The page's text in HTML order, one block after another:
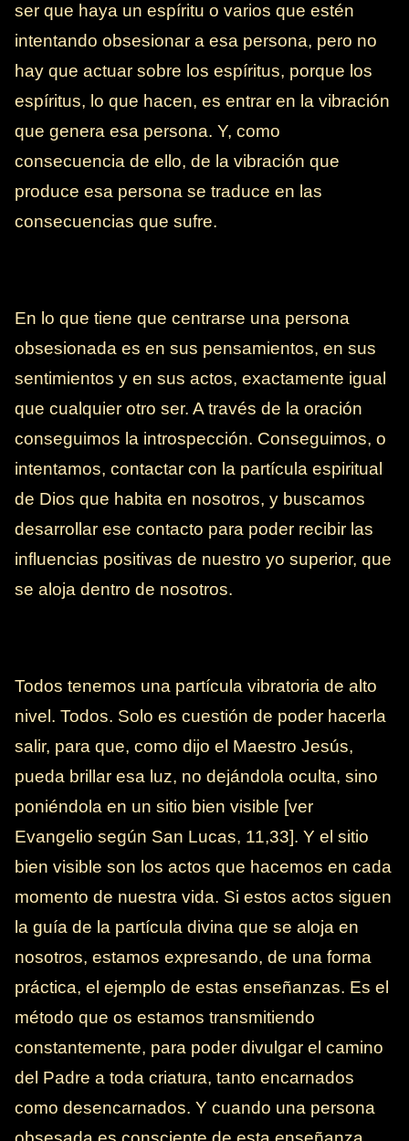
ser que haya un espíritu o varios que estén
intentando obsesionar a esa persona, pero no
hay que actuar sobre los espíritus, porque los
espíritus, lo que hacen, es entrar en la vibración
que genera esa persona. Y, como
consecuencia de ello, de la vibración que
produce esa persona se traduce en las
consecuencias que sufre.
En lo que tiene que centrarse una persona
obsesionada es en sus pensamientos, en sus
sentimientos y en sus actos, exactamente igual
que cualquier otro ser. A través de la oración
conseguimos la introspección. Conseguimos, o
intentamos, contactar con la partícula espiritual
de Dios que habita en nosotros, y buscamos
desarrollar ese contacto para poder recibir las
influencias positivas de nuestro yo superior, que
se aloja dentro de nosotros.
Todos tenemos una partícula vibratoria de alto
nivel. Todos. Solo es cuestión de poder hacerla
salir, para que, como dijo el Maestro Jesús,
pueda brillar esa luz, no dejándola oculta, sino
poniéndola en un sitio bien visible [ver
Evangelio según San Lucas, 11,33]. Y el sitio
bien visible son los actos que hacemos en cada
momento de nuestra vida. Si estos actos siguen
la guía de la partícula divina que se aloja en
nosotros, estamos expresando, de una forma
práctica, el ejemplo de estas enseñanzas. Es el
método que os estamos transmitiendo
constantemente, para poder divulgar el camino
del Padre a toda criatura, tanto encarnados
como desencarnados. Y cuando una persona